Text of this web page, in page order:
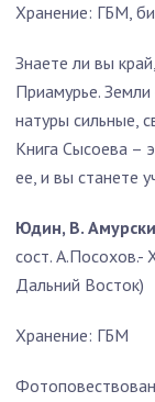
Хранение: ГБМ,
Знаете ли вы
Приамурье.
натуры сильные,
Книга Сысоева –
ее, и вы станете
Юдин, В.
сост. А.Посохов.-
Дальний Восток)
Хранение: ГБМ